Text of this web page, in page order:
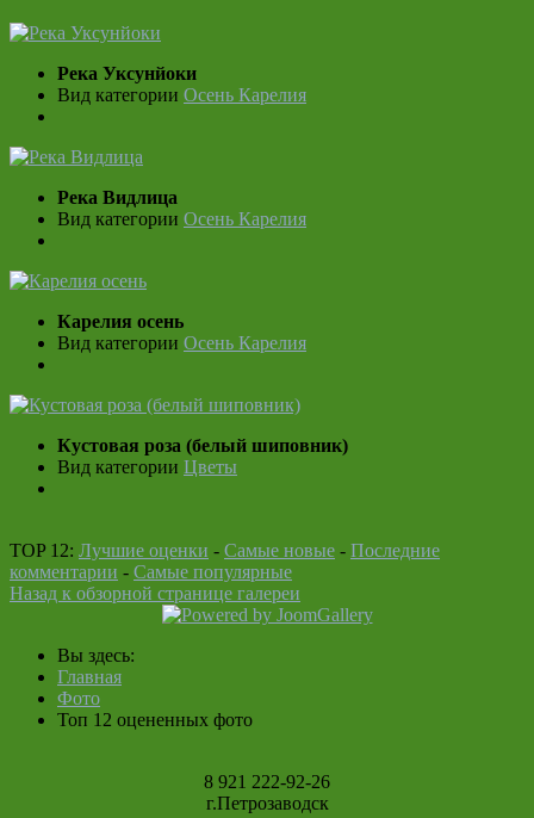
Река Уксунйоки
Вид категории Осень Карелия
Река Видлица
Вид категории Осень Карелия
Карелия осень
Вид категории Осень Карелия
Кустовая роза (белый шиповник)
Вид категории Цветы
TOP 12: Лучшие оценки - Самые новые - Последние
комментарии - Самые популярные
Назад к обзорной странице галереи
Вы здесь:
Главная
Фото
Топ 12 оцененных фото
8 921 222-92-26
г.Петрозаводск